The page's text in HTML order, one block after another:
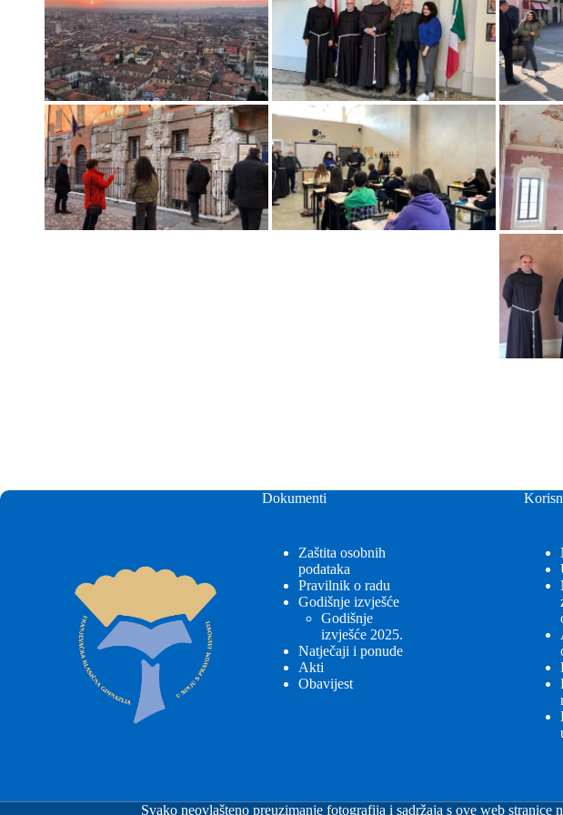
Dokumenti
Zaštita osobnih
podataka
Pravilnik o radu
Godišnje izvješće
Godišnje
izvješće 2025.
Natječaji i ponude
Akti
Obavijest
Svako neovlašteno preuzimanje fotografija i sadržaja s ove web